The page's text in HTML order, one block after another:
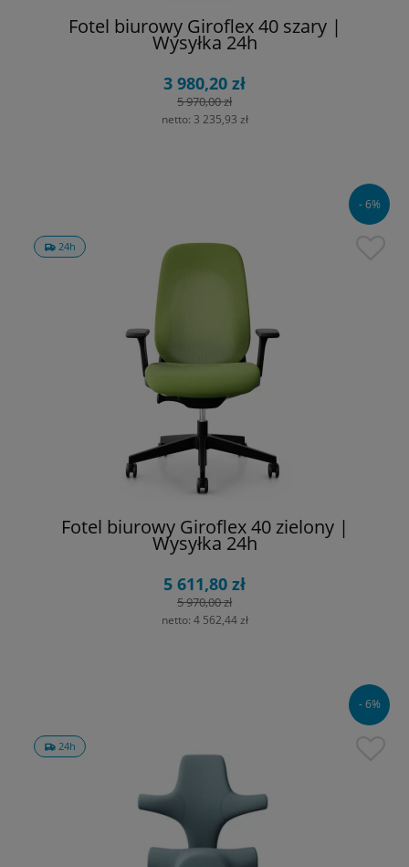
Fotel biurowy Giroflex 40 szary |
Wysyłka 24h
3 980,20 zł
5 970,00 zł
netto: 3 235,93 zł
24h
Fotel biurowy Giroflex 40 zielony |
Wysyłka 24h
5 611,80 zł
5 970,00 zł
netto: 4 562,44 zł
- 6%
24h
- 6%